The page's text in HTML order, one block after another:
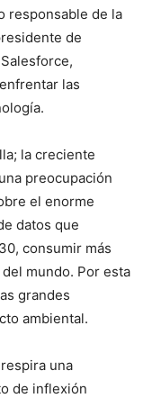
responsable de la
de
las
la creciente
preocupación
el enorme
datos que
consumir más
mundo. Por esta
grandes
ambiental.
una
de inflexión